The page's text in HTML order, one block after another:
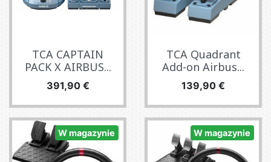
TCA CAPTAIN
PACK X AIRBUS...
Cena
391,90 €
TCA Quadrant
Add-on Airbus...
Cena
139,90 €
W magazynie W magazynie